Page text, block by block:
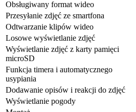
Obsługiwany format wideo
Przesyłanie zdjęć ze smartfona
Odtwarzanie klipów wideo
Losowe wyświetlanie zdjęć
Wyświetlanie zdjęć z karty pamięci
microSD
Funkcja timera i automatycznego
usypiania
Dodawanie opisów i reakcji do zdjęć
Wyświetlanie pogody